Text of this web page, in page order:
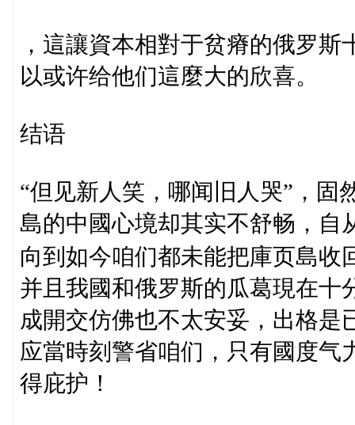
，這讓資本相對于贫瘠的俄罗
以或许给他们這麼大的欣喜。
结语
“但见新人笑，哪闻旧人哭”，固
島的中國心境却其实不舒畅，自
向到如今咱们都未能把庫页島
并且我國和俄罗斯的瓜葛現在十
成開交仿佛也不太安妥，出格是
应當時刻警省咱们，只有國度气
得庇护！